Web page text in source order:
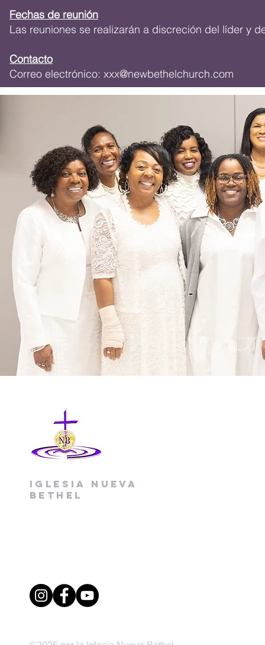
Fechas de reunión
Las reuniones se realizarán a discreción del líder y
Contacto
Correo electrónico: xxx@newbethelchurch.com
Iglesia Nueva
Bethel